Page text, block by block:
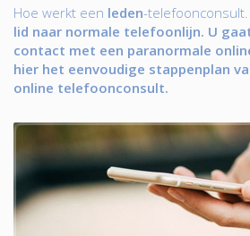
Hoe werkt een leden-telefoonconsult.
lid naar normale telefoonlijn. U
contact met een paranormale
hier het eenvoudige stappenplan
online telefoonconsult.